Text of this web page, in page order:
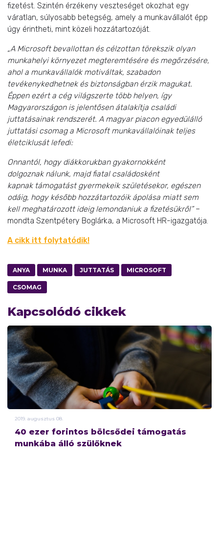
fizetést. Szintén érzékeny veszteséget okozhat egy
váratlan, súlyosabb betegség, amely a munkavállalót épp
úgy érintheti, mint közeli hozzátartozóját.
„A Microsoft bevallottan és célzottan törekszik olyan
munkahelyi környezet megteremtésére és megőrzésére,
ahol a munkavállalók motiváltak, szabadon
tevékenykedhetnek és biztonságban érzik magukat.
Éppen ezért a cég világszerte több helyen, így
Magyarországon is jelentősen átalakítja családi
juttatásainak rendszerét. A magyar piacon egyedülálló
juttatási csomag a Microsoft munkavállalóinak teljes
életciklusát lefedi:
Onnantól, hogy diákkorukban gyakornokként
dolgoznak nálunk, majd fiatal családosként
kapnak támogatást gyermekeik születésekor, egészen
odáig, hogy később hozzátartozóik ápolása miatt sem
kell meghatározott ideig lemondaniuk a fizetésükről”–
mondta Szentpétery Boglárka, a Microsoft HR-igazgatója.
A cikk itt folytatódik!
ANYA MUNKA JUTTATÁS MICROSOFT
CSOMAG
Kapcsolódó cikkek
2019. augusztus 08.
40 ezer forintos bölcsődei támogatás
munkába álló szülőknek